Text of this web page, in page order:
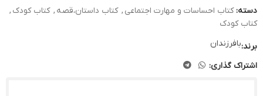
دسته: کتاب احساسات و مهارت اجتماعی , کتاب داستان،قصه , کتاب کودک ,
کتاب کودک
برند:بافرزندان
اشتراک گذاری: